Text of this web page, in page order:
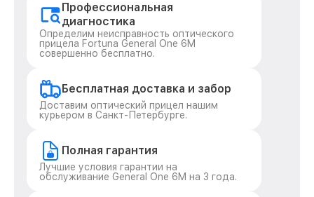
Профессиональная
диагностика
Определим неисправность оптического
прицела Fortuna General One 6M
совершенно бесплатно.
Бесплатная доставка и забор
Доставим оптический прицел нашим
курьером в Санкт-Петербурге.
Полная гарантия
Лучшие условия гарантии на
обслуживание General One 6M на 3 года.